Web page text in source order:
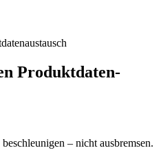
Produkt­daten­
– nicht ausbremsen.